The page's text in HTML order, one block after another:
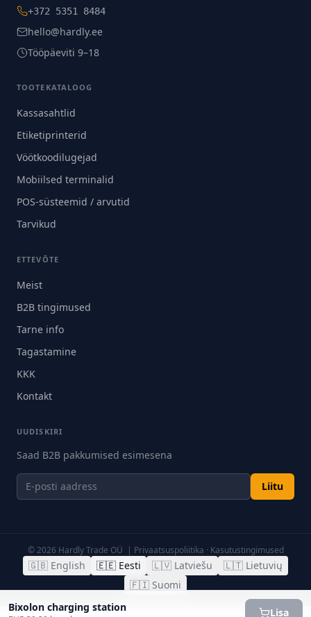
+372 5351 8484
hello@hardly.ee
Tööpäeviti 9–18
TOOTEKATALOOG
Kassasahtlid
Etiketiprinterid
Vöötkoodilugejad
Mobiilsed terminalid
POS-süsteemid / arvutid
Tarvikud
ETTEVÕTE
Meist
B2B tingimused
Tarne info
Tagastamine
KKK
Kontakt
UUDISKIRI
Saad B2B pakkumised esimesena
Liitu
©2026 Hardly Trade OÜ | Privaatsuspoliitika · Kasutustingimused
🇬🇧 English 🇪🇪 Eesti 🇱🇻 Latviešu 🇱🇹 Lietuvių
🇫🇮 Suomi
Bixolon charging station
Lisa